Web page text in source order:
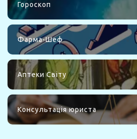
Гороскоп
Фарма-Шеф
Аптеки Світу
Консультація юриста